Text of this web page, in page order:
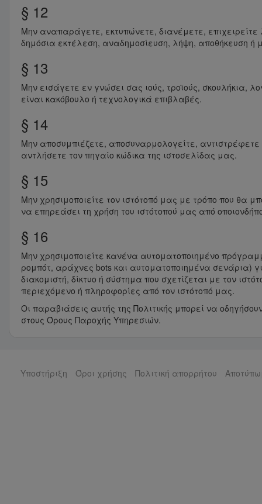
§ 12
Μην αναπαράγετε, εκτυπώνετε, διανέμετε,
δημόσια εκτέλεση, αναδημοσίευση, λήψη, αποθήκευση ή
§ 13
Μην εισάγετε εν γνώσει σας ιούς, τροϊούς, σκουλήκια,
είναι κακόβουλο ή τεχνολογικά επιβλαβές.
§ 14
Μην αποσυμπιέζετε, αποσυναρμολογείτε,
αντλήσετε τον πηγαίο κώδικα της ιστοσελίδας μας.
§ 15
Μην χρησιμοποιείτε τον ιστότοπό μας με τρόπο που
να επηρεάσει τη χρήση του ιστότοπού μας από
§ 16
Μην χρησιμοποιείτε κανένα αυτοματοποιημένο
ρομπότ, αράχνες bots και αυτοματοποιημένα σενάρια)
διακομιστή, δίκτυο ή σύστημα που σχετίζεται με τον
περιεχόμενο ή πληροφορίες από τον ιστότοπό μας.
Οι παραβιάσεις αυτής της Πολιτικής μπορεί να
στους Όρους Παροχής Υπηρεσιών.
Υποστήριξη Όροι χρήσης Πολιτική απορρήτου